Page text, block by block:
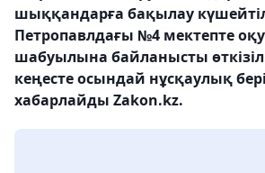
шыққандарға бақылау
Петропавлдағы №4 мектепте
шабуылына байланысты
кеңесте осындай нұсқаулық
хабарлайды Zakon.kz.